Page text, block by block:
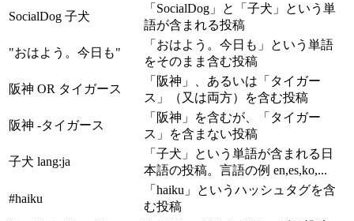
SocialDog 子犬
「SocialDog」と「子犬」という単
語が含まれる投稿
"おはよう。今日も"
「おはよう。今日も」という単語
をそのまま含む投稿
阪神 OR タイガース
「阪神」、あるいは「タイガー
ス」（又は両方）を含む投稿
阪神 -タイガース
「阪神」を含むが、「タイガー
ス」を含まない投稿
子犬 lang:ja
「子犬」という単語が含まれる日
本語の投稿。言語の例 en,es,ko,...
#haiku
「haiku」というハッシュタグを含
む投稿